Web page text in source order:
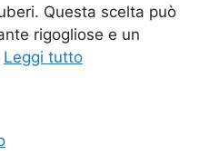
Questa scelta può
rigogliose e un
Leggi tutto